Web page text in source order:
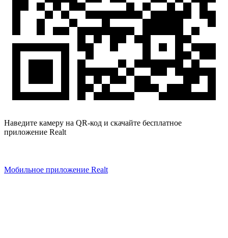
Наведите камеру на QR-код и скачайте бесплатное
приложение Realt
Мобильное приложение Realt